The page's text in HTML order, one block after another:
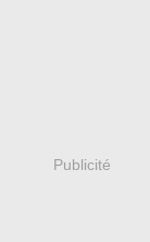
Publicité